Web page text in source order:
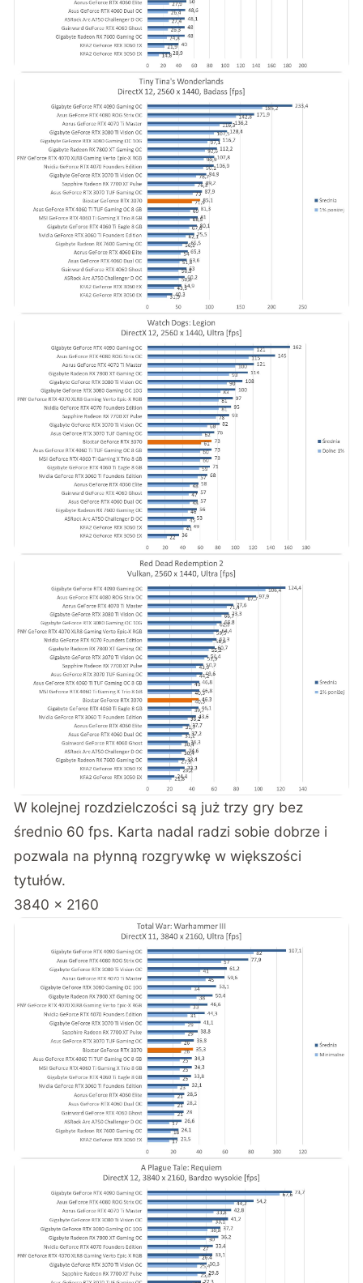
W kolejnej rozdzielczości są już trzy gry bez
średnio 60 fps. Karta nadal radzi sobie dobrze i
pozwala na płynną rozgrywkę w większości
tytułów.
3840 x 2160